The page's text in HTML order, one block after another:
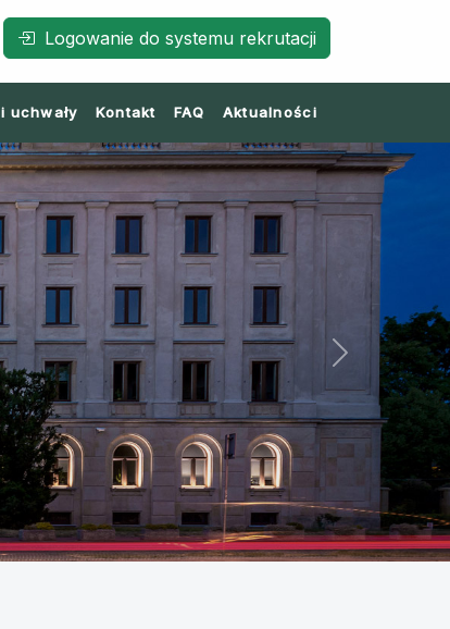
Logowanie do systemu rekrutacji
uchwały Kontakt FAQ Aktualności
Next